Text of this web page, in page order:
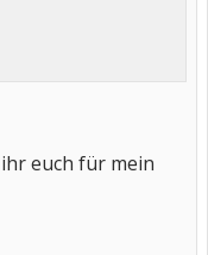
euch für mein